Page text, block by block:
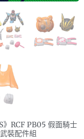
》RCF PB05 假面騎士
裝配件組